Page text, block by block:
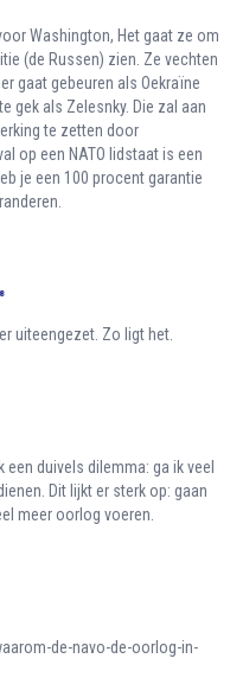
Washington, Het gaat ze om
(de Russen) zien. Ze vechten
gaat gebeuren als Oekraïne
gek als Zelesnky. Die zal aan
te zetten door
op een NATO lidstaat is een
je een 100 procent garantie
uiteengezet. Zo ligt het.
duivels dilemma: ga ik veel
Dit lijkt er sterk op: gaan
meer oorlog voeren.
de-navo-de-oorlog-in-